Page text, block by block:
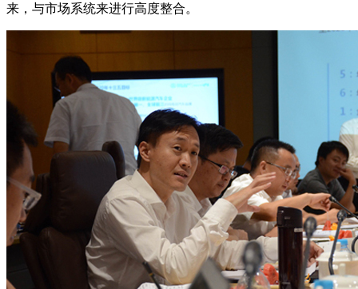
来，与市场系统来进行高度整合。